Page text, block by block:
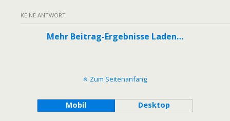
KEINE ANTWORT
Mehr Beitrag-Ergebnisse Laden…
Zum Seitenanfang
Mobil Desktop